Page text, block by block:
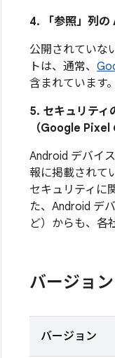
4. 「参照」 列の
公開されていな
トは、通常、
含まれています。
5. セキュリティ
（Google Pixel
Android デバイ
報に掲載されて
セキュリティに
た、Android デ
ど）からも、各
バージョン
バージョン